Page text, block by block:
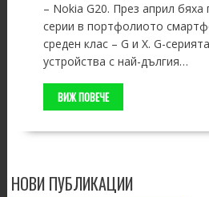
– Nokia G20. През април бяха
серии в портфолиото
среден клас – G и X. G-
устройства с най-дългия…
ВИЖ ПОВЕЧЕ
НОВИ ПУБЛИКАЦИИ